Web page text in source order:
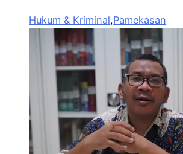
Hukum & Kriminal,Pamekasan